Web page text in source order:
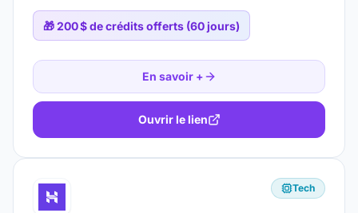
🎁200 $ de crédits offerts (60 jours)
En savoir +
Ouvrir le lien
Tech